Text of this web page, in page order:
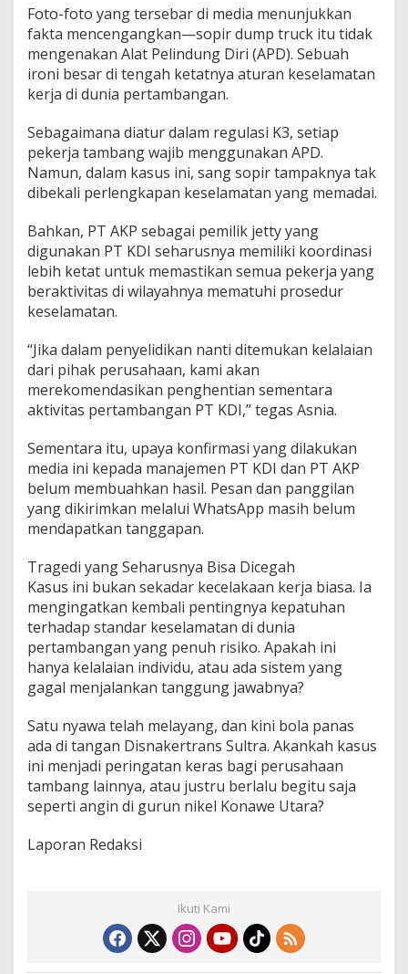
u
l
t
a
S
a
p
e
r
i
n
a
k
Foto-foto yang tersebar di media menunjukkan
fakta mencengangkan—sopir dump truck itu tidak
mengenakan Alat Pelindung Diri (APD). Sebuah
ironi besar di tengah ketatnya aturan keselamatan
kerja di dunia pertambangan.
Sebagaimana diatur dalam regulasi K3, setiap
pekerja tambang wajib menggunakan APD.
Namun, dalam kasus ini, sang sopir tampaknya tak
dibekali perlengkapan keselamatan yang memadai.
Bahkan, PT AKP sebagai pemilik jetty yang
digunakan PT KDI seharusnya memiliki koordinasi
lebih ketat untuk memastikan semua pekerja yang
beraktivitas di wilayahnya mematuhi prosedur
keselamatan.
“Jika dalam penyelidikan nanti ditemukan kelalaian
dari pihak perusahaan, kami akan
merekomendasikan penghentian sementara
aktivitas pertambangan PT KDI,” tegas Asnia.
Sementara itu, upaya konfirmasi yang dilakukan
media ini kepada manajemen PT KDI dan PT AKP
belum membuahkan hasil. Pesan dan panggilan
yang dikirimkan melalui WhatsApp masih belum
mendapatkan tanggapan.
Tragedi yang Seharusnya Bisa Dicegah
Kasus ini bukan sekadar kecelakaan kerja biasa. Ia
mengingatkan kembali pentingnya kepatuhan
terhadap standar keselamatan di dunia
pertambangan yang penuh risiko. Apakah ini
hanya kelalaian individu, atau ada sistem yang
gagal menjalankan tanggung jawabnya?
Satu nyawa telah melayang, dan kini bola panas
ada di tangan Disnakertrans Sultra. Akankah kasus
ini menjadi peringatan keras bagi perusahaan
tambang lainnya, atau justru berlalu begitu saja
seperti angin di gurun nikel Konawe Utara?
Laporan Redaksi
Ikuti Kami